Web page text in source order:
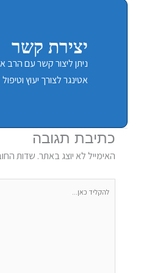
יצירת קשר
ניתן ליצור קשר עם הרב
אטינגר לצורך יעוץ וטיפול
כתיבת תגובה
האימייל לא יוצג באתר. שדות
להקליד